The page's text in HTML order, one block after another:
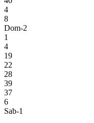
4
8
Dom-2
1
4
19
22
28
39
37
6
Sab-1